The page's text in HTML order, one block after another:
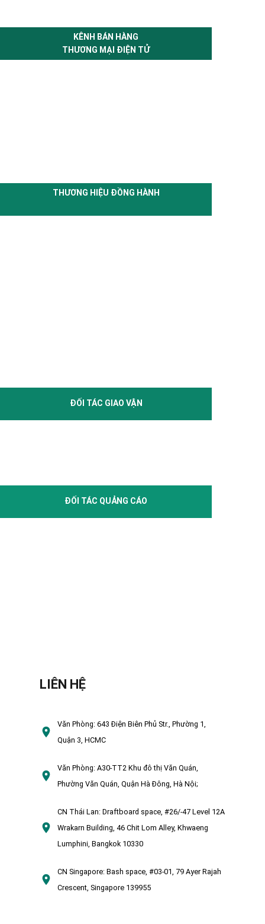
KÊNH BÁN HÀNG
THƯƠNG MẠI ĐIỆN TỬ
THƯƠNG HIỆU ĐỒNG HÀNH
ĐỐI TÁC GIAO VẬN
ĐỐI TÁC QUẢNG CÁO
LIÊN HỆ
Văn Phòng: 643 Điện Biên Phủ Str., Phường 1,
Quận 3, HCMC
Văn Phòng: A30-TT2 Khu đô thị Văn Quán,
Phường Văn Quán, Quận Hà Đông, Hà Nội;
CN Thái Lan:Draftboard space, #26/-47 Level 12A
Wrakarn Building, 46 Chit Lom Alley, Khwaeng
Lumphini, Bangkok 10330
CN Singapore:Bash space, #03-01, 79 Ayer Rajah
Crescent, Singapore 139955